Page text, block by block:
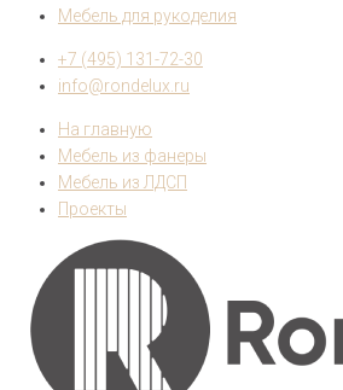
Мебель для рукоделия
+7 (495) 131-72-30
info@rondelux.ru
На главную
Мебель из фанеры
Мебель из ЛДСП
Проекты